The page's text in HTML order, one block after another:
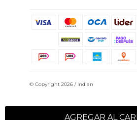
AGREGAR AL
© Copyright 2026 / Indian